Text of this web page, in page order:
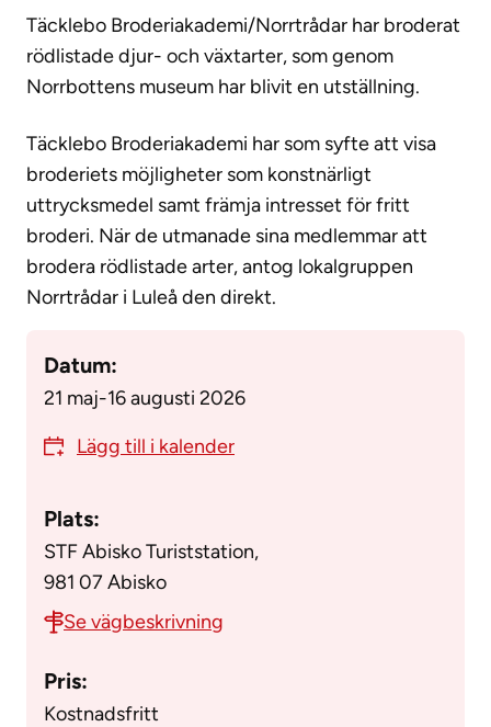
Täcklebo Broderiakademi/Norrtrådar har broderat
rödlistade djur- och växtarter, som genom
Norrbottens museum har blivit en utställning.
Täcklebo Broderiakademi har som syfte att visa
broderiets möjligheter som konstnärligt
uttrycksmedel samt främja intresset för fritt
broderi. När de utmanade sina medlemmar att
brodera rödlistade arter, antog lokalgruppen
Norrtrådar i Luleå den direkt.
Datum:
21 maj-16 augusti 2026
Lägg till i kalender
Plats:
STF Abisko Turiststation,
981 07 Abisko
Se vägbeskrivning
Pris:
Kostnadsfritt